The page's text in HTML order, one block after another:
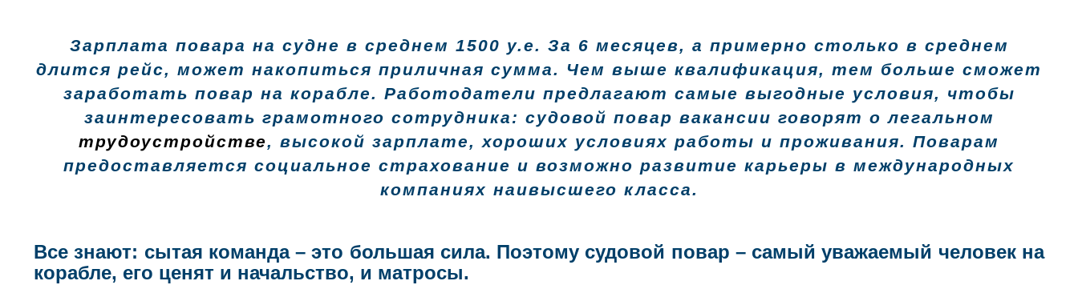
Зарплата повара на судне в среднем 1500 у.е. За 6 месяцев, а примерно столько в среднем
длится рейс, может накопиться приличная сумма. Чем выше квалификация, тем больше сможет
заработать повар на корабле. Работодатели предлагают самые выгодные условия, чтобы
заинтересовать грамотного сотрудника: судовой повар вакансии говорят о легальном
трудоустройстве, высокой зарплате, хороших условиях работы и проживания. Поварам
предоставляется социальное страхование и возможно развитие карьеры в международных
компаниях наивысшего класса.
Все знают: сытая команда – это большая сила. Поэтому судовой повар – самый уважаемый человек на
корабле, его ценят и начальство, и матросы.